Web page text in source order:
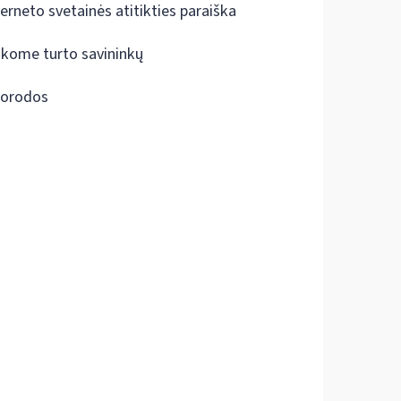
svetainės atitikties paraiška
turto savininkų